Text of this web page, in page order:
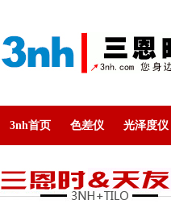
3nh首页 色差仪 光泽度仪